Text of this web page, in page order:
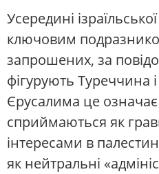
Усередині
ключовим
запрошених, за
фігурують Туреччина
Єрусалима це
сприймаються як
інтересами в
як нейтральні